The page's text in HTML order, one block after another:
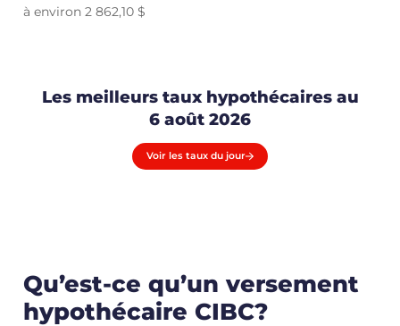
à environ 2 862,10 $
Les meilleurs taux hypothécaires au
6 août 2026
Voir les taux du jour
Qu’est-ce qu’un versement
hypothécaire CIBC?